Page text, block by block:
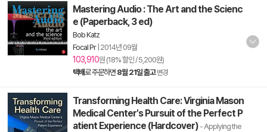
Mastering Audio : The Art and the Scienc
e (Paperback, 3 ed)
Bob Katz
Focal Pr 2014년 09월
103,910원 (18% 할인 / 5,200원)
택배로 주문하면 8월 21일 출고 변경
Transforming Health Care: Virginia Mason
Medical Center's Pursuit of the Perfect P
atient Experience (Hardcover) - Applying the